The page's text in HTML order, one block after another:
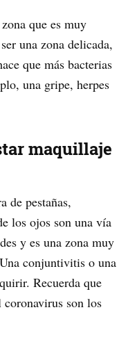
que es muy
una zona delicada,
que más bacterias
una gripe, herpes
maquillaje
de pestañas,
los ojos son una vía
y es una zona muy
conjuntivitis o una
Recuerda que
son los